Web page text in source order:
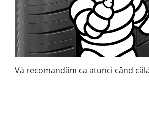
Vă recomandăm ca atunci când